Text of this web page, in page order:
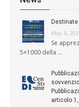
May 4,
Se
5×1000 della …
articolo